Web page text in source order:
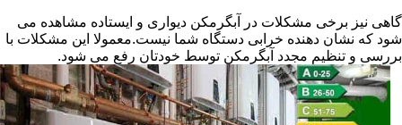
گاهی نیز برخی مشکلات در آبگرمکن دیواری و ایستاده مشاهده می
شود که نشان دهنده خرابی دستگاه شما نیست.معمولا این مشکلات با
بررسی و تنظیم مجدد آبگرمکن توسط خودتان رفع می شود.